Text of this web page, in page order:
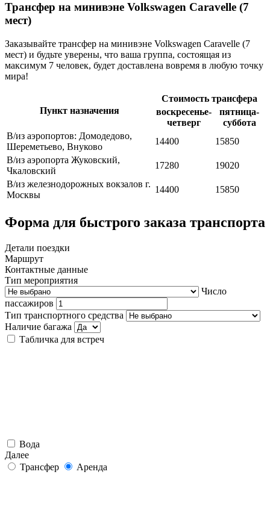
Трансфер на минивэне Volkswagen Caravelle (7
мест)
Заказывайте трансфер на минивэне Volkswagen Caravelle (7
мест) и будьте уверены, что ваша группа, состоящая из
максимум 7 человек, будет доставлена вовремя в любую точку
мира!
Пункт назначения
Стоимость трансфера
воскресенье-
четверг
пятница-
суббота
В/из аэропортов: Домодедово,
Шереметьево, Внуково
14400
15850
В/из аэропорта Жуковский,
Чкаловский
17280
19020
В/из железнодорожных вокзалов г.
Москвы
14400 15850
Форма для быстрого заказа транспорта
Детали поездки
Маршрут
Контактные данные
Тип мероприятия
Число
пассажиров
Тип транспортного средства
Наличие багажа
Табличка для встреч
Вода
Далее
Трансфер
Аренда